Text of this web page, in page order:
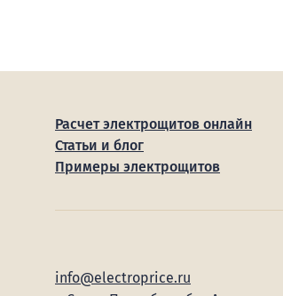
Расчет электрощитов онлайн
Статьи и блог
Примеры электрощитов
info@electroprice.ru